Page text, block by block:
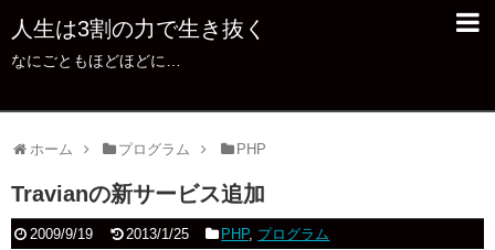
人生は3割の力で生き抜く
なにごともほどほどに…
ホーム プログラム PHP
Travianの新サービス追加
2009/9/19 2013/1/25 PHP, プログラム